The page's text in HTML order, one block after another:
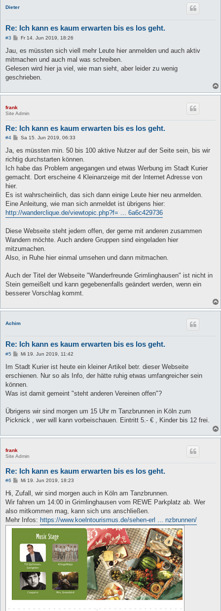
Dieter
Re: Ich kann es kaum erwarten bis es los geht.
#3
B
r
a
Fr 14. Jun 2019, 18:26
Jau, es müssten sich viell mehr Leute hier anmelden und auch aktiv
mitmachen und auch mal was schreiben.
Gelesen wird hier ja viel, wie man sieht, aber leider zu wenig
geschrieben.
frank
Site Admin
Re: Ich kann es kaum erwarten bis es los geht.
#4
B
i
r
a
Sa 15. Jun 2019, 06:33
Ja, es müssten min. 50 bis 100 aktive Nutzer auf der Seite sein, bis wir
richtig durchstarten können.
Ich habe das Problem angegangen und etwas Werbung im Stadt Kurier
gemacht. Dort erscheine 4 Kleinanzeige mit der Internet Adresse von
hier.
Es ist wahrscheinlich, das sich dann einige Leute hier neu anmelden.
Eine Anleitung, wie man sich anmeldet ist übrigens hier:
http://wanderclique.de/viewtopic.php?f= ... 6a6c429736
Diese Webseite steht jedem offen, der gerne mit anderen zusammen
Wandern möchte. Auch andere Gruppen sind eingeladen hier
mitzumachen.
Also, in Ruhe hier einmal umsehen und dann mitmachen.
Auch der Titel der Webseite "Wanderfreunde Grimlinghausen" ist nicht in
Stein gemeißelt und kann gegebenenfalls geändert werden, wenn ein
besserer Vorschlag kommt.
Achim
Re: Ich kann es kaum erwarten bis es los geht.
#5
B
i
r
a
Mi 19. Jun 2019, 11:42
Im Stadt Kurier ist heute ein kleiner Artikel betr. dieser Webseite
erschienen. Nur so als Info, der hätte ruhig etwas umfangreicher sein
können.
Was ist damit gemeint "steht anderen Vereinen offen"?
Übrigens wir sind morgen um 15 Uhr m Tanzbrunnen in Köln zum
Picknick , wer will kann vorbeischauen. Eintritt 5.- € , Kinder bis 12 frei.
frank
Site Admin
Re: Ich kann es kaum erwarten bis es los geht.
#6
B
i
r
a
Mi 19. Jun 2019, 18:23
Hi, Zufall, wir sind morgen auch in Köln am Tanzbrunnen.
Wir fahren um 14:00 in Grimlinghausen vom REWE Parkplatz ab. Wer
also mitkommen mag, kann sich uns anschließen.
Mehr Infos: https://www.koelntourismus.de/sehen-erl ... nzbrunnen/